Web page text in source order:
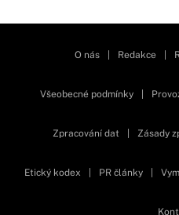
O nás Redakce
Všeobecné podmínky
Zpracování dat Zásady
Etický kodex PR články